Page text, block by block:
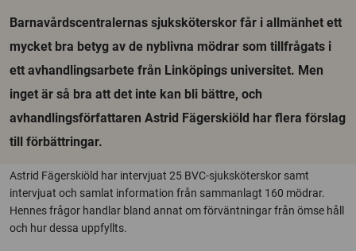
Barnavårdscentralernas sjuksköterskor får i allmänhet ett
mycket bra betyg av de nyblivna mödrar som tillfrågats i
ett avhandlingsarbete från Linköpings universitet. Men
inget är så bra att det inte kan bli bättre, och
avhandlingsförfattaren Astrid Fägerskiöld har flera förslag
till förbättringar.
Astrid Fägerskiöld har intervjuat 25 BVC-sjuksköterskor samt
intervjuat och samlat information från sammanlagt 160 mödrar.
Hennes frågor handlar bland annat om förväntningar från ömse håll
och hur dessa uppfyllts.